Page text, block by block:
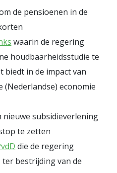
de pensioenen in de
waarin de regering
houdbaarheidsstudie te
biedt in de impact van
economie
nieuwe subsidieverlening
te zetten
die de regering
bestrijding van de